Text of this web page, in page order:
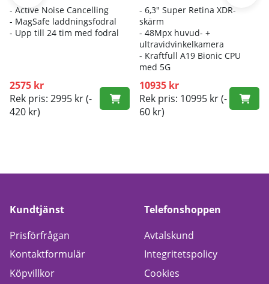
- Active Noise Cancelling
- MagSafe laddningsfodral
- Upp till 24 tim med fodral
2575 kr
Rek pris: 2995 kr(-
420 kr)
- 6,3" Super Retina XDR-
skärm
- 48Mpx huvud- +
ultravidvinkelkamera
- Kraftfull A19 Bionic CPU
med 5G
10935 kr
Rek pris: 10995 kr(-
60 kr)
Kundtjänst
Prisförfrågan
Kontaktformulär
Köpvillkor
Telefonshoppen
Avtalskund
Integritetspolicy
Cookies